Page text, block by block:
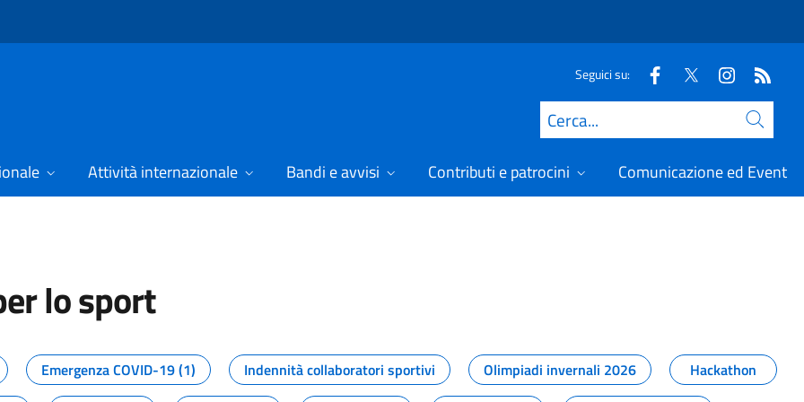
Seguici su:
Cerca
Attività internazionale Bandi e avvisi Contributi e patrocini Comunicazione ed Eventi
lo sport
dal Dipartimento per lo sport
Emergenza COVID-19 (1) Indennità collaboratori sportivi Olimpiadi invernali 2026
Hackathon